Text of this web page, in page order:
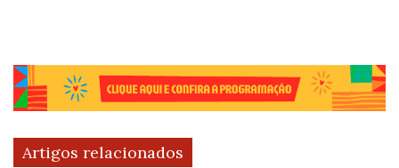
Artigos relacionados